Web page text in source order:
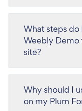
What steps
Weebly Demo
site?
Why should I
on my Plum